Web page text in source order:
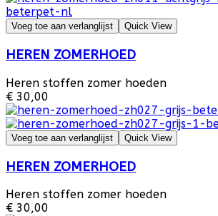
Voeg toe aan verlanglijst Quick View
HEREN ZOMERHOED
Heren stoffen zomer hoeden
€ 30,00
Voeg toe aan verlanglijst Quick View
HEREN ZOMERHOED
Heren stoffen zomer hoeden
€ 30,00